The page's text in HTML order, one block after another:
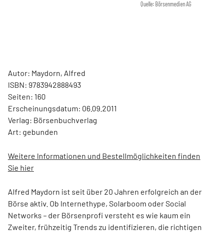
Quelle: Börsenmedien AG
Autor: Maydorn, Alfred
ISBN: 9783942888493
Seiten: 160
Erscheinungsdatum: 06.09.2011
Verlag: Börsenbuchverlag
Art: gebunden
Weitere Informationen und Bestellmöglichkeiten finden
Sie hier
Alfred Maydorn ist seit über 20 Jahren erfolgreich an der
Börse aktiv. Ob Internethype, Solarboom oder Social
Networks – der Börsenprofi versteht es wie kaum ein
Zweiter, frühzeitig Trends zu identifizieren, die richtigen